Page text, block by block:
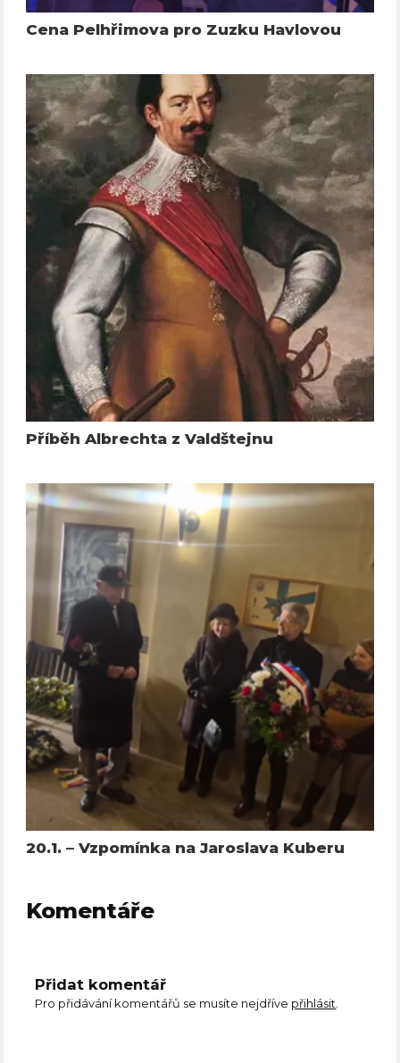
Cena Pelhřimova pro Zuzku Havlovou
Příběh Albrechta z Valdštejnu
20.1. – Vzpomínka na Jaroslava Kuberu
Komentáře
Přidat komentář
Pro přidávání komentářů se musíte nejdříve přihlásit.